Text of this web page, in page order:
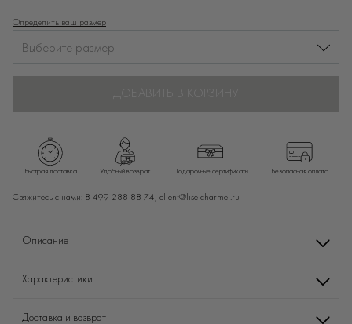
Определить ваш размер
Выберите размер
ДОБАВИТЬ В КОРЗИНУ
Быстрая доставка Удобный возврат Подарочные сертификаты Безопасная оплата
Свяжитесь с нами: 8 499 288 88 74, client@lise-charmel.ru
Описание
Характеристики
Доставка и возврат